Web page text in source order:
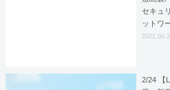
セキュ
ットワ
2/24 【